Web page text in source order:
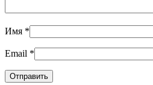
Имя *
Email *